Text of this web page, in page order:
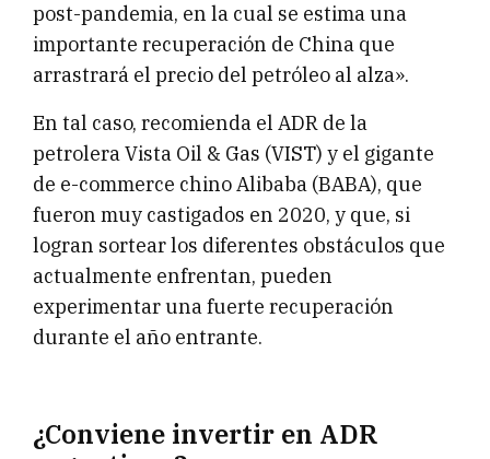
post-pandemia, en la cual se estima una
importante recuperación de China que
arrastrará el precio del petróleo al alza».
En tal caso, recomienda el ADR de la
petrolera Vista Oil & Gas (VIST) y el gigante
de e-commerce chino Alibaba (BABA), que
fueron muy castigados en 2020, y que, si
logran sortear los diferentes obstáculos que
actualmente enfrentan, pueden
experimentar una fuerte recuperación
durante el año entrante.
¿Conviene invertir en ADR